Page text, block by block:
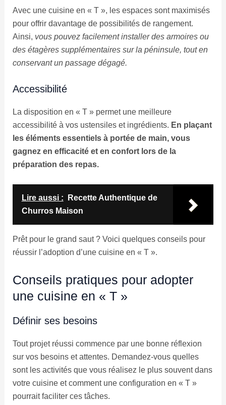
Avec une cuisine en « T », les espaces sont maximisés
pour offrir davantage de possibilités de rangement.
Ainsi, vous pouvez facilement installer des armoires ou
des étagères supplémentaires sur la péninsule, tout en
conservant un passage dégagé.
Accessibilité
La disposition en « T » permet une meilleure
accessibilité à vos ustensiles et ingrédients. En plaçant
les éléments essentiels à portée de main, vous
gagnez en efficacité et en confort lors de la
préparation des repas.
Lire aussi :
Recette Authentique de
Churros Maison
Prêt pour le grand saut ? Voici quelques conseils pour
réussir l’adoption d’une cuisine en « T ».
Conseils pratiques pour adopter
une cuisine en « T »
Définir ses besoins
Tout projet réussi commence par une bonne réflexion
sur vos besoins et attentes. Demandez-vous quelles
sont les activités que vous réalisez le plus souvent dans
votre cuisine et comment une configuration en « T »
pourrait faciliter ces tâches.